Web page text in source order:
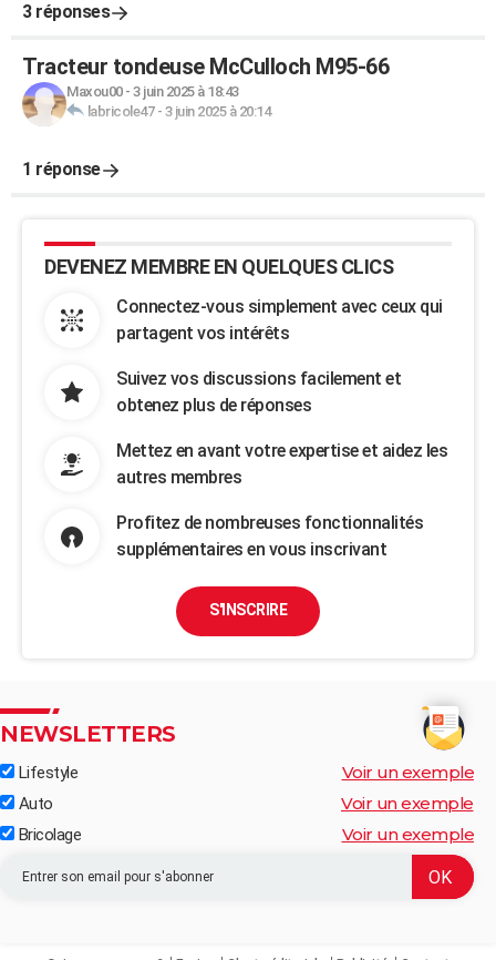
3 réponses
Tracteur tondeuse McCulloch M95-66
Maxou00- 3 juin 2025 à 18:43
labricole47- 3 juin 2025 à 20:14
1 réponse
DEVENEZ MEMBRE EN QUELQUES CLICS
Connectez-vous simplement avec ceux qui
partagent vos intérêts
Suivez vos discussions facilement et
obtenez plus de réponses
Mettez en avant votre expertise et aidez les
autres membres
Profitez de nombreuses fonctionnalités
supplémentaires en vous inscrivant
S'INSCRIRE
NEWSLETTERS
Lifestyle Voir un exemple
Auto Voir un exemple
Bricolage Voir un exemple